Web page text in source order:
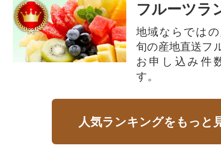
フルーツラ
地域ならでは
旬の産地直送フ
お申し込み件
す。
人気ランキングをもっと